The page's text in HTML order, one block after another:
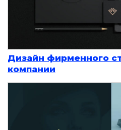
Дизайн фирменного
компании